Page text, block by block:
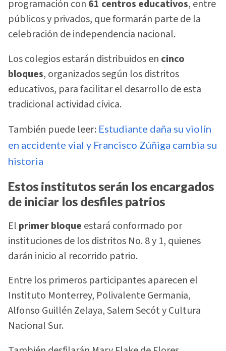
programación con 61 centros educativos, entre
públicos y privados, que formarán parte de la
celebración de independencia nacional.
Los colegios estarán distribuidos en cinco
bloques, organizados según los distritos
educativos, para facilitar el desarrollo de esta
tradicional actividad cívica.
También puede leer: Estudiante daña su violín
en accidente vial y Francisco Zúñiga cambia su
historia
Estos institutos serán los encargados
de iniciar los desfiles patrios
El primer bloque estará conformado por
instituciones de los distritos No. 8 y 1, quienes
darán inicio al recorrido patrio.
Entre los primeros participantes aparecen el
Instituto Monterrey, Polivalente Germania,
Alfonso Guillén Zelaya, Salem Secót y Cultura
Nacional Sur.